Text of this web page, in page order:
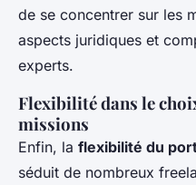
de se concentrer sur les
aspects juridiques et
experts.
Flexibilité dans le
missions
Enfin, la flexibilité du
séduit de nombreux